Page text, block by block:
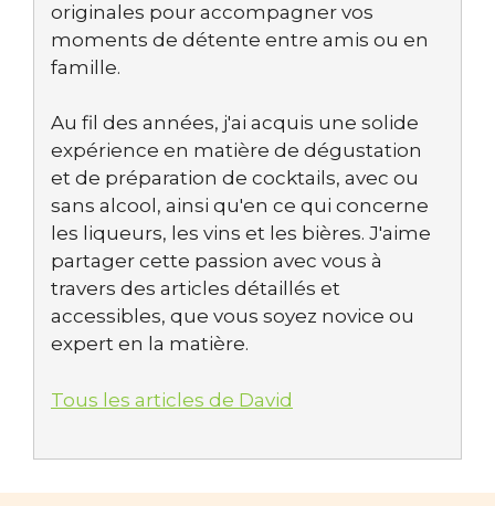
originales pour accompagner vos
moments de détente entre amis ou en
famille.
Au fil des années, j'ai acquis une solide
expérience en matière de dégustation
et de préparation de cocktails, avec ou
sans alcool, ainsi qu'en ce qui concerne
les liqueurs, les vins et les bières. J'aime
partager cette passion avec vous à
travers des articles détaillés et
accessibles, que vous soyez novice ou
expert en la matière.
Tous les articles de David